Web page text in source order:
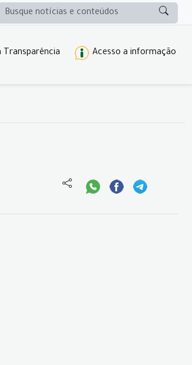
Transparência Acesso a informação